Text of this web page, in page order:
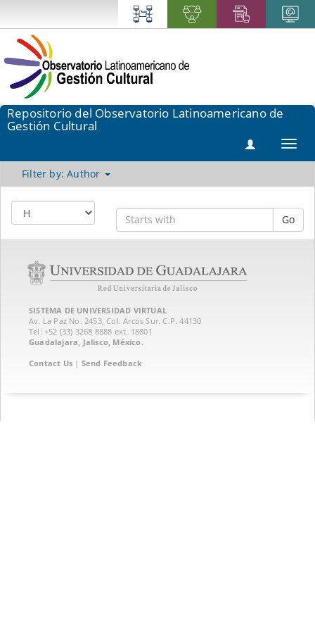
Repositorio del Observatorio Latinoamericano de
Gestión Cultural
Filter by: Author
Go
SISTEMA DE UNIVERSIDAD VIRTUAL
Av. La Paz No. 2453, Col. Arcos Sur. C.P. 44130
Tel: +52 (33) 3268 8888‏ ext. 18801
Guadalajara, Jalisco, México.
Contact Us | Send Feedback